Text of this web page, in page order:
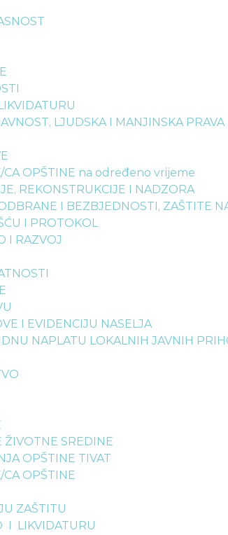
LJUDSKA I MANJINSKA PRAVA
CA OPŠTINE na određeno vrijeme
REKONSTRUKCIJE I NADZORA
I BEZBJEDNOSTI, ZAŠTITE
I PROTOKOL
I RAZVOJ
I EVIDENCIJU NASELJA
NAPLATU LOKALNIH JAVNIH
ŽIVOTNE SREDINE
OPŠTINE TIVAT
CA OPŠTINE
ZAŠTITU
I LIKVIDATURU